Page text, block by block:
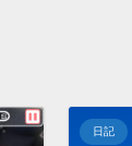
日記